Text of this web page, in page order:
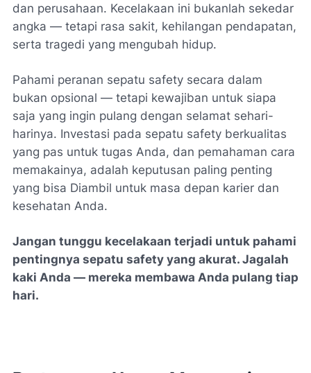
dan perusahaan. Kecelakaan ini bukanlah sekedar
angka — tetapi rasa sakit, kehilangan pendapatan,
serta tragedi yang mengubah hidup.
Pahami peranan sepatu safety secara dalam
bukan opsional — tetapi kewajiban untuk siapa
saja yang ingin pulang dengan selamat sehari-
harinya. Investasi pada sepatu safety berkualitas
yang pas untuk tugas Anda, dan pemahaman cara
memakainya, adalah keputusan paling penting
yang bisa Diambil untuk masa depan karier dan
kesehatan Anda.
Jangan tunggu kecelakaan terjadi untuk pahami
pentingnya sepatu safety yang akurat. Jagalah
kaki Anda — mereka membawa Anda pulang tiap
hari.